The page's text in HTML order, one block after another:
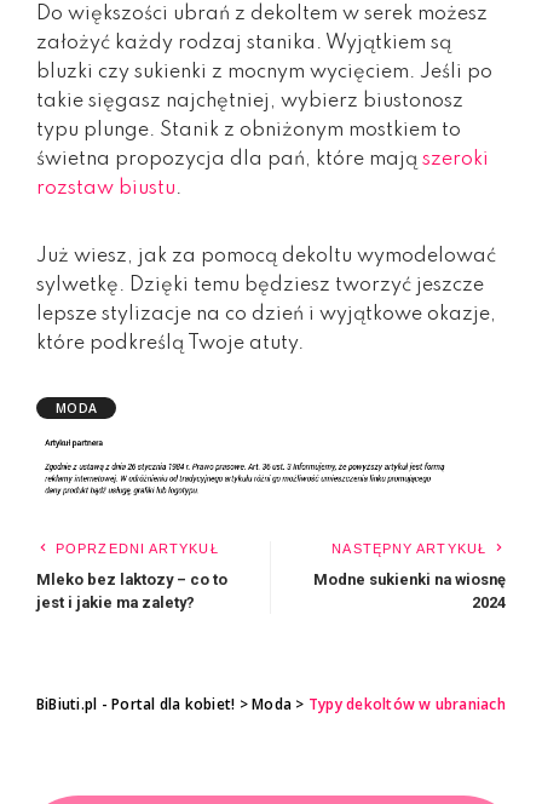
Do większości ubrań z dekoltem w serek możesz
założyć każdy rodzaj stanika. Wyjątkiem są
bluzki czy sukienki z mocnym wycięciem. Jeśli po
takie sięgasz najchętniej, wybierz biustonosz
typu plunge. Stanik z obniżonym mostkiem to
świetna propozycja dla pań, które mają szeroki
rozstaw biustu.
Już wiesz, jak za pomocą dekoltu wymodelować
sylwetkę. Dzięki temu będziesz tworzyć jeszcze
lepsze stylizacje na co dzień i wyjątkowe okazje,
które podkreślą Twoje atuty.
MODA
POPRZEDNI ARTYKUŁ
Mleko bez laktozy – co to
jest i jakie ma zalety?
NASTĘPNY ARTYKUŁ
Modne sukienki na wiosnę
2024
BiBiuti.pl - Portal dla kobiet! >Moda > Typy dekoltów w ubraniach